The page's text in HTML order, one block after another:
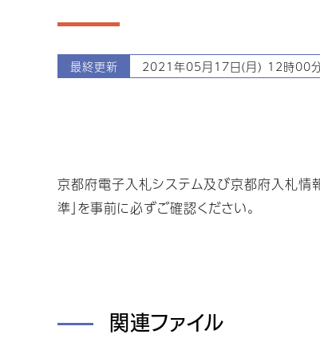
最終更新 2021年05月17日(月) 12時00
京都府電子入札システム及び京都府入札情
準」を事前に必ずご確認ください。
関連ファイル